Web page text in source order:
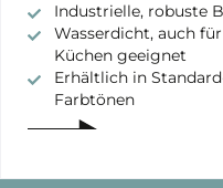
Industrielle, robuste
Wasserdicht, auch
Küchen geeignet
Erhältlich in
Farbtönen